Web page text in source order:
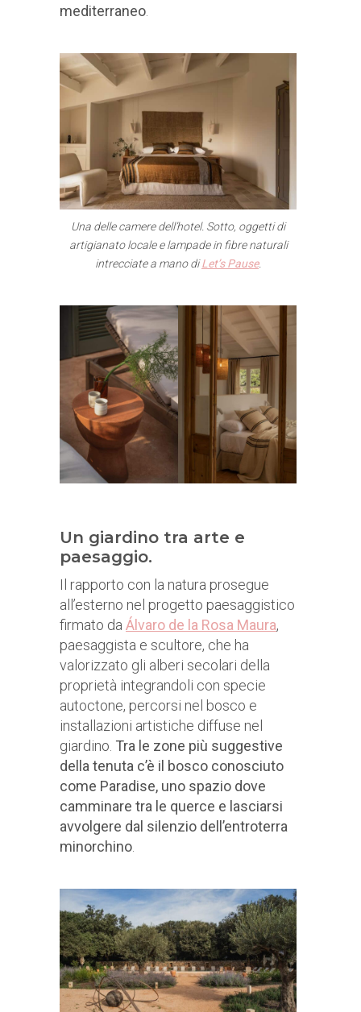
mediterraneo
Una delle camere dell’hotel. Sotto, oggetti di
artigianato locale e lampade in fibre naturali
intrecciate a mano diLet’s Pause.
Un giardino tra arte e
paesaggio.
Il rapporto con la natura prosegue
all’esterno nel progetto paesaggistico
firmato da Álvaro de la Rosa Maura,
paesaggista e scultore, che ha
valorizzato gli alberi secolari della
proprietà integrandoli con specie
autoctone, percorsi nel bosco e
installazioni artistiche diffuse nel
giardino. Tra le zone più suggestive
della tenuta c’è il bosco conosciuto
come Paradise, uno spazio dove
camminare tra le querce e lasciarsi
avvolgere dal silenzio dell’entroterra
minorchino